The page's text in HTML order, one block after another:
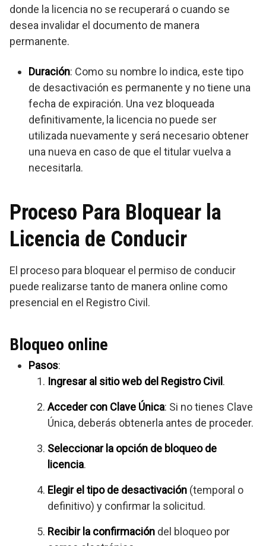
donde la licencia no se recuperará o cuando se
desea invalidar el documento de manera
permanente.
Duración: Como su nombre lo indica, este tipo
de desactivación es permanente y no tiene una
fecha de expiración. Una vez bloqueada
definitivamente, la licencia no puede ser
utilizada nuevamente y será necesario obtener
una nueva en caso de que el titular vuelva a
necesitarla.
Proceso Para Bloquear la
Licencia de Conducir
El proceso para bloquear el permiso de conducir
puede realizarse tanto de manera online como
presencial en el Registro Civil.
Bloqueo online
Pasos:
Ingresar al sitio web del Registro Civil.
Acceder con Clave Única: Si no tienes Clave
Única, deberás obtenerla antes de proceder.
Seleccionar la opción de bloqueo de
licencia.
Elegir el tipo de desactivación (temporal o
definitivo) y confirmar la solicitud.
Recibir la confirmación del bloqueo por